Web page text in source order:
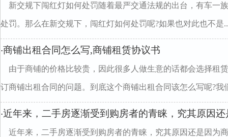
新交规下闯红灯如何处罚随着最严交通法规的出台，有车一
处罚。那么在新交规下，闯红灯如何处罚呢?如果也对此也不是
·商铺出租合同怎么写,商铺租赁协议书
由于商铺的价格比较贵，因此很多人做生意的话都会选择租
订商铺出租合同的问题。到底这个商铺出租合同该怎么写呢?我
·近年来，二手房逐渐受到购房者的青睐，究其原因
近年来，二手房逐渐受到购房者的青睐，究其原因还是因为